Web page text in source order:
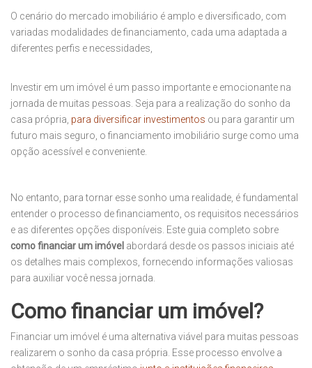
O cenário do mercado imobiliário é amplo e diversificado, com
variadas modalidades de financiamento, cada uma adaptada a
diferentes perfis e necessidades,
Investir em um imóvel é um passo importante e emocionante na
jornada de muitas pessoas. Seja para a realização do sonho da
casa própria, para diversificar investimentos ou para garantir um
futuro mais seguro, o financiamento imobiliário surge como uma
opção acessível e conveniente.
No entanto, para tornar esse sonho uma realidade, é fundamental
entender o processo de financiamento, os requisitos necessários
e as diferentes opções disponíveis. Este guia completo sobre
como financiar um imóvel abordará desde os passos iniciais até
os detalhes mais complexos, fornecendo informações valiosas
para auxiliar você nessa jornada.
Como financiar um imóvel?
Financiar um imóvel é uma alternativa viável para muitas pessoas
realizarem o sonho da casa própria. Esse processo envolve a